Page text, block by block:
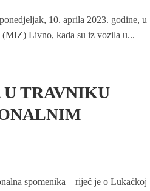
10. aprila 2023. godine, u
(MIZ) Livno, kada su iz vozila u...
TRAVNIKU
spomenika – riječ je o Lukačkoj